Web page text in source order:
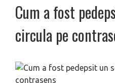
Cum a fost
circula pe